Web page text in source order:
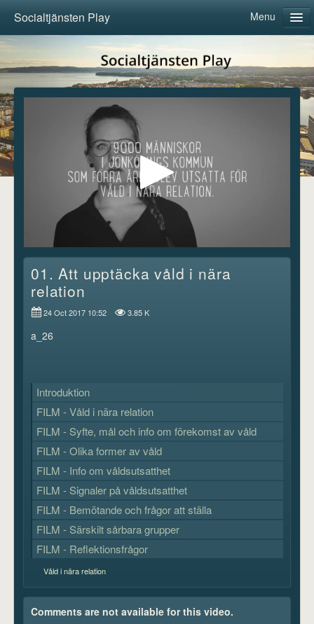
Menu
Socialtjänsten Play
Home
Categories
01. Att upptäcka våld i nära
relation
24 Oct 2017 10:52 3.85 K
a_26
Introduktion
FILM - Våld i nära relation
FILM - Syfte, mål och info om förekomst av våld
FILM - Olika former av våld
FILM - Info om våldsutsatthet
FILM - Signaler på våldsutsatthet
FILM - Bemötande och frågor att ställa
FILM - Särskilt sårbara grupper
FILM - Reflektionsfrågor
Våld i nära relation
Comments are not available for this video.